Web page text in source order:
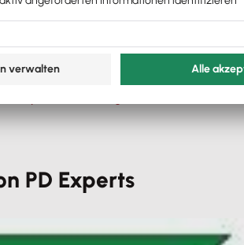
nach Lexware Office übertragen.
– dein Vertrieb hat volle Sicht.
bei Deal-Stage-Wechsel)
PD Experts